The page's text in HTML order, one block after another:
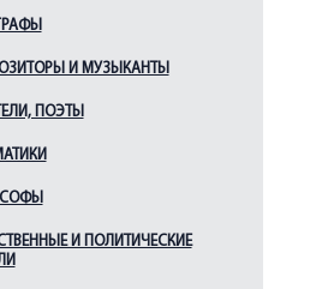
И МУЗЫКАНТЫ
ПОЭТЫ
И ПОЛИТИЧЕСКИЕ